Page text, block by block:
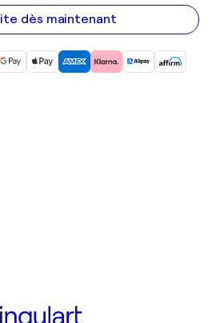
dès maintenant